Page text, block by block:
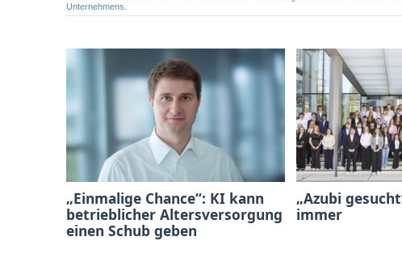
Unternehmens.
„Einmalige Chance“: KI kann
betrieblicher Altersversorgung
einen Schub geben
„Azubi
immer